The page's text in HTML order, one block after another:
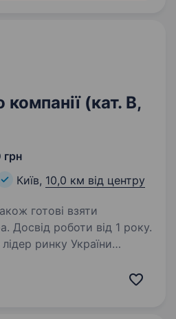
компанії (кат. В,
Київ, 10,0 км від центру
готові взяти
Досвід роботи від 1 року.
ринку України